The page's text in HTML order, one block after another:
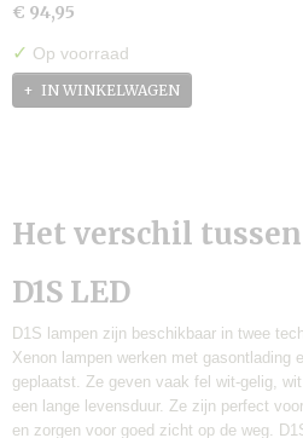
€ 94,95
✓ Op voorraad
IN WINKELWAGEN
Het verschil tussen
D1S LED
D1S lampen zijn beschikbaar in twee
Xenon lampen werken met gasontlading
geplaatst. Ze geven vaak fel wit-gelig,
een lange levensduur. Ze zijn perfect
en zorgen voor goed zicht op de weg.